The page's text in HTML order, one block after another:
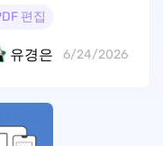
번에 지우기
편집
유경은 6/24/2026